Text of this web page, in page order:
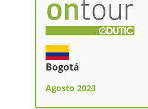
Bogotá
Agosto 2023